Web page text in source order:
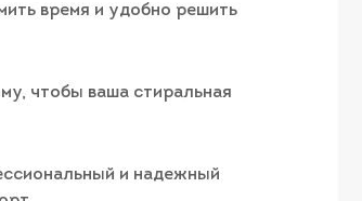
время и удобно решить
чтобы ваша стиральная
и надежный